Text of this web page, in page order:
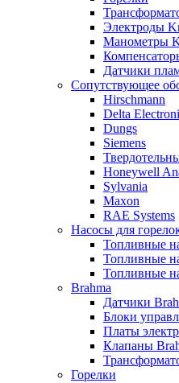
Электроды
Манометры
Датчики
Сопутствующее
Hirschmann
Delta
Dungs
Siemens
Honeywell
Sylvania
Maxon
RAE Systems
Насосы для
Топливные
Топливные
Топливные
Brahma
Датчики
Блоки
Платы
Клапаны
Горелки